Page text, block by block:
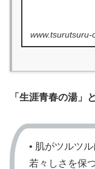
www.tsurutsuru-
「生涯青春の湯」
• 肌がツルツ
若々しさを保